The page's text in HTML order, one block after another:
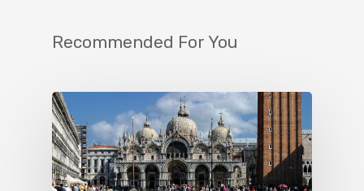
Recommended For You